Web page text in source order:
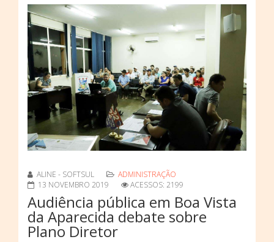
ALINE - SOFTSUL
ADMINISTRAÇÃO
13 NOVEMBRO 2019
ACESSOS: 2199
Audiência pública em Boa Vista
da Aparecida debate sobre
Plano Diretor